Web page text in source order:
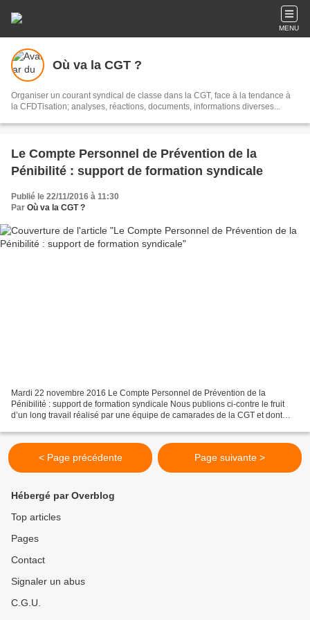
MENU
Où va la CGT ?
Organiser un courant syndical de classe dans la CGT, face à la tendance à
la CFDTisation; analyses, réactions, documents, informations diverses...
Le Compte Personnel de Prévention de la
Pénibilité : support de formation syndicale
Publié le 22/11/2016 à 11:30
Par Où va la CGT ?
Mardi 22 novembre 2016 Le Compte Personnel de Prévention de la
Pénibilité : support de formation syndicale Nous publions ci-contre le fruit
d’un long travail réalisé par une équipe de camarades de la CGT et dont
< Page précédente Page suivante >
Hébergé par Overblog
Top articles
Pages
Contact
Signaler un abus
C.G.U.